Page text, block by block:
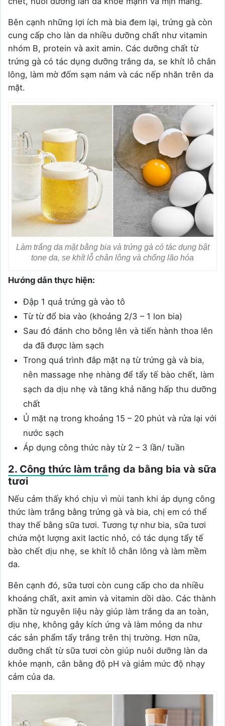
Bên cạnh những lợi ích mà bia đem lại, trứng gà còn
cung cấp cho làn da nhiều dưỡng chất như vitamin
nhóm B, protein và axit amin. Các dưỡng chất từ
trứng gà có tác dụng dưỡng trắng da, se khít lỗ chân
lông, làm mờ đốm sạm nám và các nếp nhăn trên da
mặt.
Làm trắng da mặt bằng bia và trứng gà có tác dụng bật
tone da, se khít lỗ chân lông và chống lão hóa
Hướng dẫn thực hiện:
Đập 1 quả trứng gà vào tô
Từ từ đổ bia vào (khoảng 2/3 – 1 lon bia)
Sau đó đánh cho bông lên và tiến hành thoa lên
da đã được làm sạch
Trong quá trình đắp mặt nạ từ trứng gà và bia,
nên massage nhẹ nhàng để tẩy tế bào chết, làm
sạch da dịu nhẹ và tăng khả năng hấp thu dưỡng
chất
Ủ mặt nạ trong khoảng 15 – 20 phút và rửa lại với
nước sạch
Áp dụng công thức này từ 2 – 3 lần/ tuần
2. Công thức làm trắng da bằng bia và sữa
tươi
Nếu cảm thấy khó chịu vì mùi tanh khi áp dụng công
thức làm trắng bằng trứng gà và bia, chị em có thể
thay thế bằng sữa tươi. Tương tự như bia, sữa tươi
chứa một lượng axit lactic nhỏ, có tác dụng tẩy tế
bào chết dịu nhẹ, se khít lỗ chân lông và làm mềm
da.
Bên cạnh đó, sữa tươi còn cung cấp cho da nhiều
khoáng chất, axit amin và vitamin dồi dào. Các thành
phần từ nguyên liệu này giúp làm trắng da an toàn,
dịu nhẹ, không gây kích ứng và làm mỏng da như
các sản phẩm tẩy trắng trên thị trường. Hơn nữa,
dưỡng chất từ sữa tươi còn giúp nuôi dưỡng làn da
khỏe mạnh, cân bằng độ pH và giảm mức độ nhạy
cảm của da.